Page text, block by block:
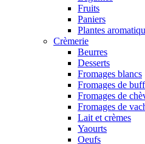
Fruits
Paniers
Plantes
Crèmerie
Beurres
Desserts
Fromages blancs
Fromages de
Fromages de
Fromages de
Lait et crèmes
Yaourts
Oeufs